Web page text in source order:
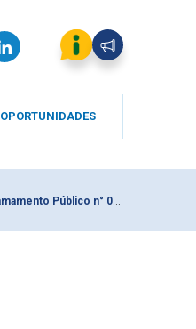
OPORTUNIDADES
Chamamento Público n° 004/2024